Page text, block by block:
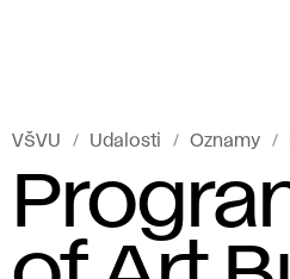
VŠVU Udalosti Oznamy